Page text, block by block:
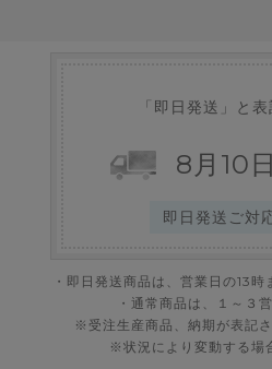
「即日発送」と
8 月 10 日
即日発送ご対
・即日発送商品は、営業日の13時
・通常商品は、１～３
※受注生産商品、納期が表記
※状況により変動する場